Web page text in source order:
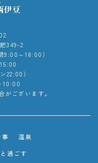
349-2
9:00～18:00）
22:00）
10:00
ございます。
事
温泉
過ごす